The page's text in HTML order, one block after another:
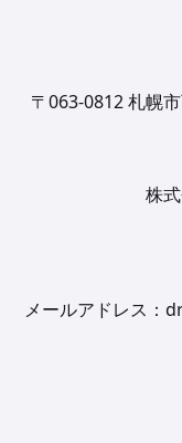
〒063-0812 札幌
株
メールアドレス：